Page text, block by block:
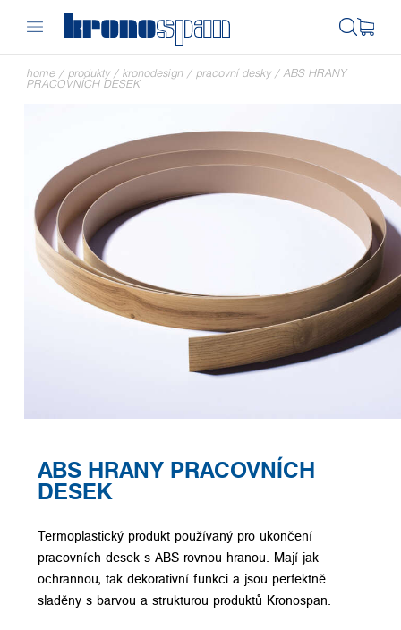
home / produkty / kronodesign / pracovní desky /ABS HRANY
PRACOVNÍCH DESEK
ABS HRANY PRACOVNÍCH
DESEK
Termoplastický produkt používaný pro ukončení
pracovních desek s ABS rovnou hranou. Mají jak
ochrannou, tak dekorativní funkci a jsou perfektně
sladěny s barvou a strukturou produktů Kronospan.